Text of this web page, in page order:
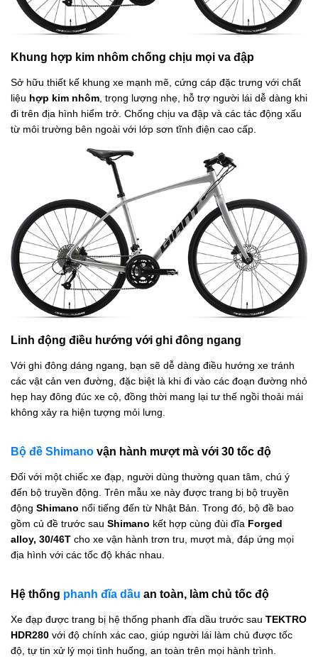
Khung hợp kim nhôm chống chịu mọi va đập
Sở hữu thiết kế khung xe mạnh mẽ, cứng cáp đặc trưng với chất
liệu hợp kim nhôm , trọng lượng nhẹ, hỗ trợ người lái dễ dàng khi
đi trên địa hình hiểm trở. Chống chịu va đập và các tác động xấu
từ môi trường bên ngoài với lớp sơn tĩnh điện cao cấp.
Linh động điều hướng với ghi đông ngang
Với ghi đông dáng ngang, bạn sẽ dễ dàng điều hướng xe tránh
các vật cản ven đường, đặc biệt là khi đi vào các đoạn đường nhỏ
hẹp hay đông đúc xe cộ, đồng thời mang lại tư thế ngồi thoải mái
không xảy ra hiện tượng mỏi lưng.
Bộ đề Shimano vận hành mượt mà với 30 tốc độ
Đối với một chiếc xe đạp, người dùng thường quan tâm, chú ý
đến bộ truyền động. Trên mẫu xe này được trang bị bộ truyền
động Shimano nổi tiếng đến từ Nhật Bản. Trong đó, bộ đề bao
gồm củ đề trước sau Shimano kết hợp cùng đùi đĩa Forged
alloy, 30/46T cho xe vận hành trơn tru, mượt mà, đáp ứng mọi
địa hình với các tốc độ khác nhau.
Hệ thống phanh đĩa dầu an toàn, làm chủ tốc độ
Xe đạp được trang bị hệ thống phanh đĩa dầu trước sau TEKTRO
HDR280 với độ chính xác cao, giúp người lái làm chủ được tốc
độ, tự tin xử lý mọi tình huống, an toàn trên mọi hành trình.